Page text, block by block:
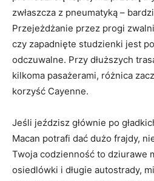
zwłaszcza z pneumatyką –
Przejeżdżanie przez progi
czy zapadnięte studzienki jest
odczuwalne. Przy dłuższych
kilkoma pasażerami, różnica
korzyść Cayenne.
Jeśli jeździsz głównie po
Macan potrafi dać dużo frajdy,
Twoja codzienność to dziurawe
osiedlówki i długie autostrady,